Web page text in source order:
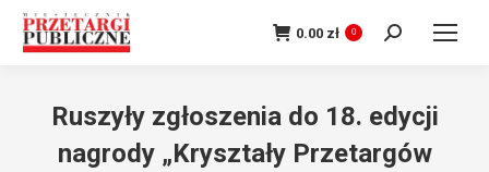
0.00 zł 0 Szukaj:
Ruszyły zgłoszenia do 18. edycji
nagrody „Kryształy Przetargów